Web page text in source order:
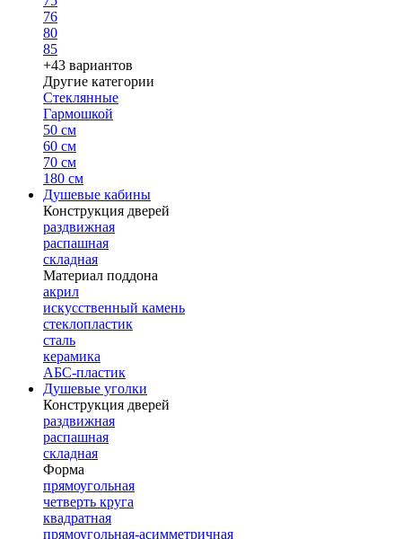
76
80
85
+43 вариантов
Другие категории
Стеклянные
Гармошкой
50 см
60 см
70 см
180 см
Душевые кабины
Конструкция дверей
раздвижная
распашная
складная
Материал поддона
акрил
искусственный камень
стеклопластик
сталь
керамика
АБС-пластик
Душевые уголки
Конструкция дверей
раздвижная
распашная
складная
Форма
прямоугольная
четверть круга
квадратная
прямоугольная-асимметричная